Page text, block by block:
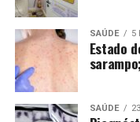
Comentários
RELATED TOPICS:
CRESCER
SAÚDE 5
Estado
SAÚDE